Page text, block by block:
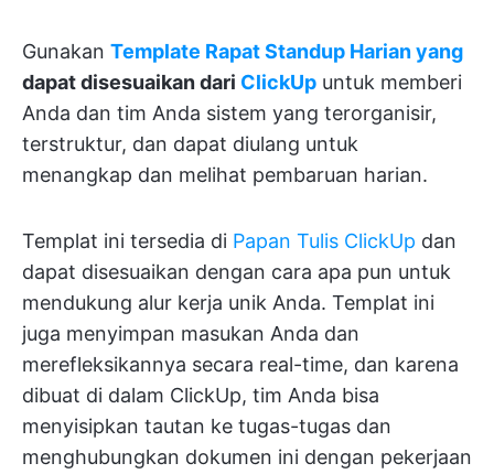
Gunakan Template Rapat Standup Harian yang
dapat disesuaikan dari ClickUp untuk memberi
Anda dan tim Anda sistem yang terorganisir,
terstruktur, dan dapat diulang untuk
menangkap dan melihat pembaruan harian.
Templat ini tersedia di Papan Tulis ClickUp dan
dapat disesuaikan dengan cara apa pun untuk
mendukung alur kerja unik Anda. Templat ini
juga menyimpan masukan Anda dan
merefleksikannya secara real-time, dan karena
dibuat di dalam ClickUp, tim Anda bisa
menyisipkan tautan ke tugas-tugas dan
menghubungkan dokumen ini dengan pekerjaan